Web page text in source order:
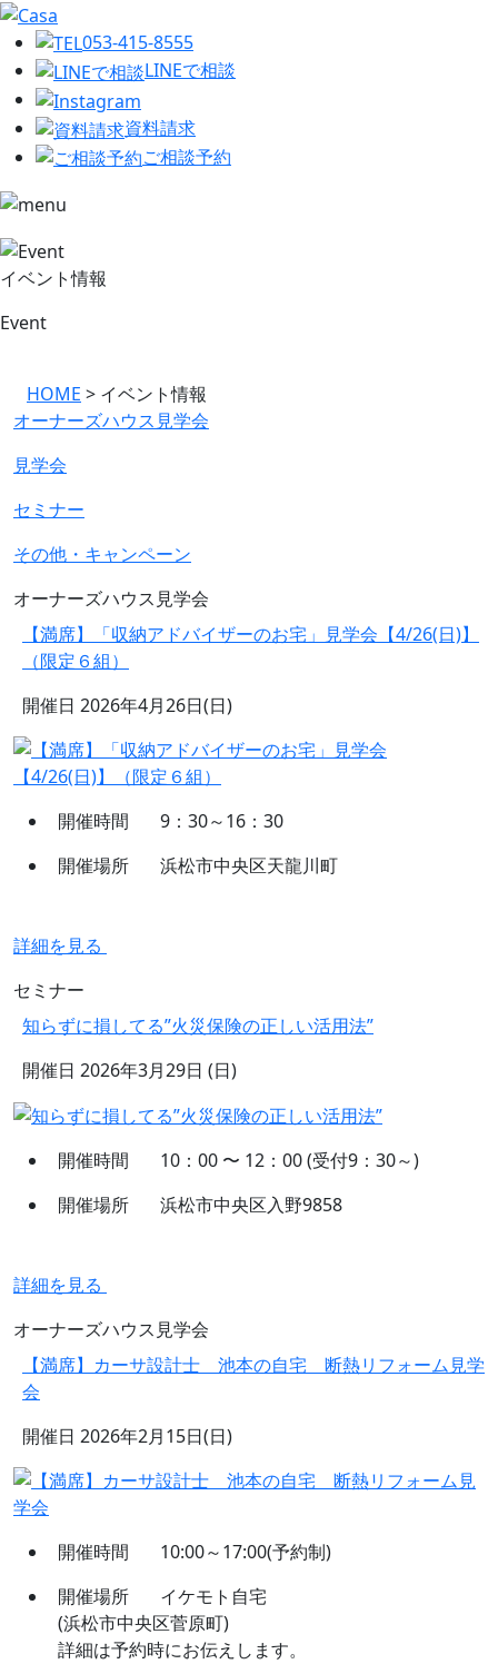
053-415-8555
LINEで相談
資料請求
ご相談予約
イベント情報
Event
HOME > イベント情報
オーナーズハウス見学会
見学会
セミナー
その他・キャンペーン
オーナーズハウス見学会
【満席】「収納アドバイザーのお宅」見学会【4/26(日)】
（限定６組）
開催日 2026年4月26日(日)
開催時間
9：30～16：30
開催場所
浜松市中央区天龍川町
詳細を見る
セミナー
知らずに損してる”火災保険の正しい活用法”
開催日 2026年3月29日 (日)
開催時間
10：00 〜 12：00 (受付9：30～)
開催場所
浜松市中央区入野9858
詳細を見る
オーナーズハウス見学会
【満席】カーサ設計士 池本の自宅 断熱リフォーム見学
会
開催日 2026年2月15日(日)
開催時間
10:00～17:00(予約制)
開催場所
イケモト自宅
(浜松市中央区菅原町)
詳細は予約時にお伝えします。